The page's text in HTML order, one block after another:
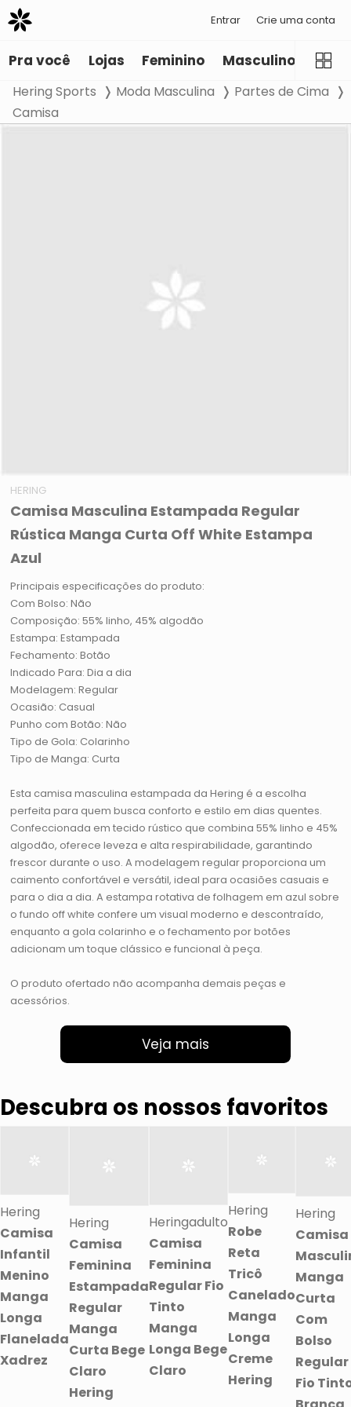
Entrar Crie uma conta
Pra você Lojas Feminino Masculino
Hering Sports Moda Masculina
Partes de Cima
Camisa
HERING
Camisa Masculina Estampada Regular
Rústica Manga Curta Off White Estampa
Azul
Principais especificações do produto:
Com Bolso: Não
Composição: 55% linho, 45% algodão
Estampa: Estampada
Fechamento: Botão
Indicado Para: Dia a dia
Modelagem: Regular
Ocasião: Casual
Punho com Botão: Não
Tipo de Gola: Colarinho
Tipo de Manga: Curta
Esta camisa masculina estampada da Hering é a escolha
perfeita para quem busca conforto e estilo em dias quentes.
Confeccionada em tecido rústico que combina 55% linho e 45%
algodão, oferece leveza e alta respirabilidade, garantindo
frescor durante o uso. A modelagem regular proporciona um
caimento confortável e versátil, ideal para ocasiões casuais e
para o dia a dia. A estampa rotativa de folhagem em azul sobre
o fundo off white confere um visual moderno e descontraído,
enquanto a gola colarinho e o fechamento por botões
adicionam um toque clássico e funcional à peça.
O produto ofertado não acompanha demais peças e
acessórios.
Veja mais
Descubra os nossos favoritos
Hering
Camisa
Infantil
Menino
Manga
Longa
Flanelada
Xadrez
Hering
Camisa
Feminina
Estampada
Regular
Manga
Curta Bege
Claro
Hering
Heringadulto
Camisa
Feminina
Regular Fio
Tinto
Manga
Longa Bege
Claro
Hering
Robe
Reta
Tricô
Canelado
Manga
Longa
Creme
Hering
Hering
Camisa
Manga
Curta
Com
Bolso
Regular
Fio